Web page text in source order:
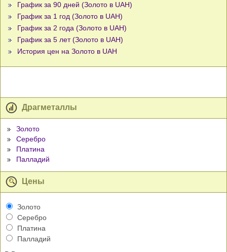
График за 90 дней (Золото в UAH)
График за 1 год (Золото в UAH)
График за 2 года (Золото в UAH)
График за 5 лет (Золото в UAH)
История цен на Золото в UAH
Драгметаллы
Золото
Серебро
Платина
Палладий
Цены
Золото
Серебро
Платина
Палладий